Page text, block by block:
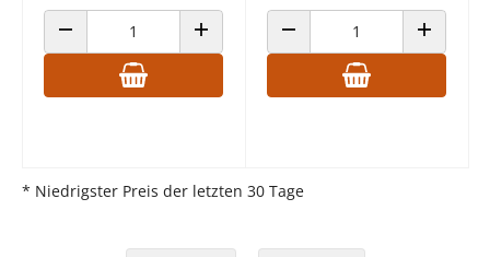
ANZAHL VERRINGERN ANZAHL ERHÖHENANZAHL VERRINGERN ANZAHL
* Niedrigster Preis der letzten 30 Tage